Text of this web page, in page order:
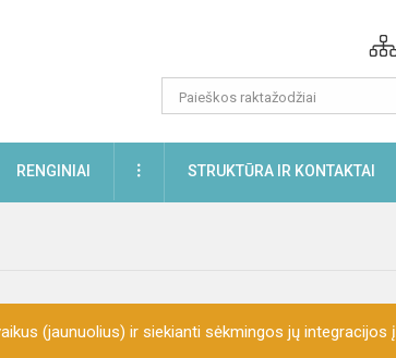
RENGINIAI DAUGIAUSTRUKTŪRA IR KONTAKTAI
(jaunuolius) ir siekianti sėkmingos jų integracijos į